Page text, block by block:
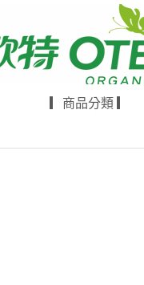
▎商品分類 ▎